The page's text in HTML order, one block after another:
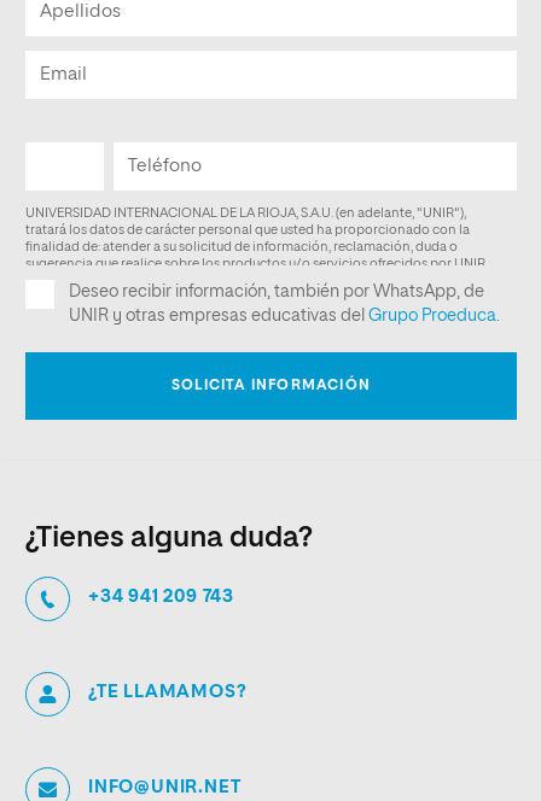
¿Tienes alguna duda?
+34 941 209 743
¿TE LLAMAMOS?
INFO@UNIR.NET